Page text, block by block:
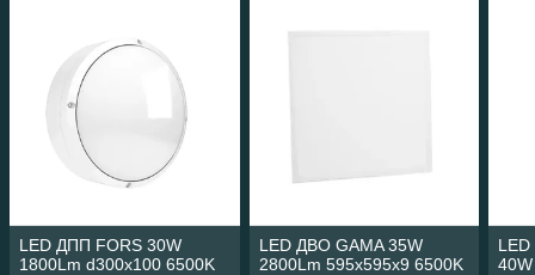
LED ДПП FORS 30W
1800Lm d300х100 6500K
LED ДВО GAMA 35W
2800Lm 595x595х9 6500K